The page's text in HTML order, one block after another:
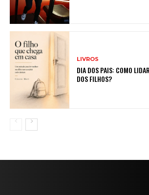
LIVROS
DIA DOS PAIS: COMO
DOS FILHOS?